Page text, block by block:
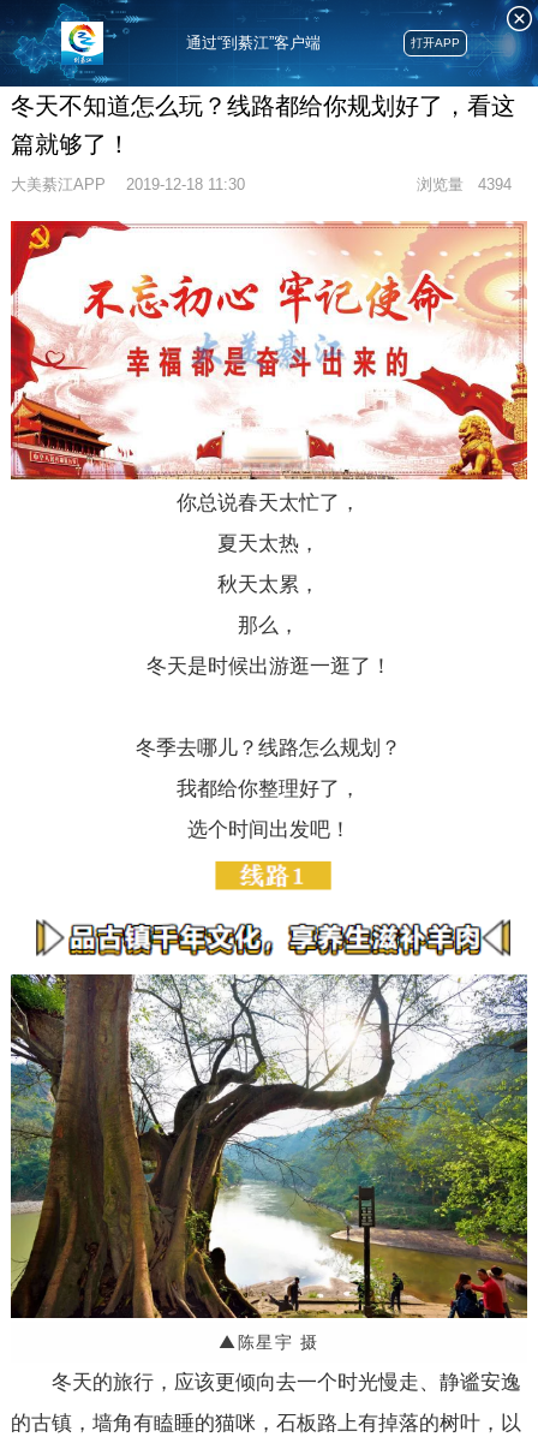
通过“到綦江”客户端 打开APP
冬天不知道怎么玩？线路都给你规划好了，看这
篇就够了！
大美綦江APP 2019-12-18 11:30 浏览量 4394
你总说春天太忙了，
夏天太热，
秋天太累，
那么，
冬天是时候出游逛一逛了！
冬季去哪儿？线路怎么规划？
我都给你整理好了，
选个时间出发吧！
▲陈星宇 摄
冬天的旅行，应该更倾向去一个时光慢走、静谧安逸
的古镇，墙角有瞌睡的猫咪，石板路上有掉落的树叶，以